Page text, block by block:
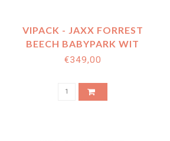
VIPACK - JAXX FORREST
BEECH BABYPARK WIT
95 X 75 CM
€349,00